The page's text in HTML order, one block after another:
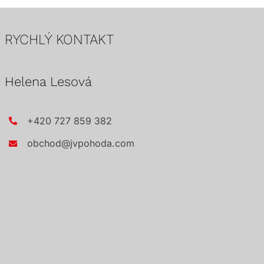
RYCHLÝ KONTAKT
Helena Lesová
+420 727 859 382
obchod@jvpohoda.com